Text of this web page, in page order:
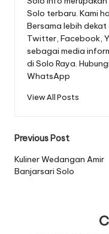
Solo terbaru. Kami
Bersama lebih dekat
Twitter, Facebook,
sebagai media
di Solo Raya.
WhatsApp
View All Posts
Post
navigation
Previous Post
Kuliner Wedangan Amir
Banjarsari Solo